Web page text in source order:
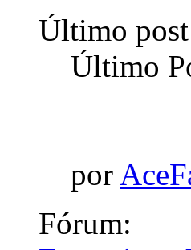
Último
Último
por
Fórum: